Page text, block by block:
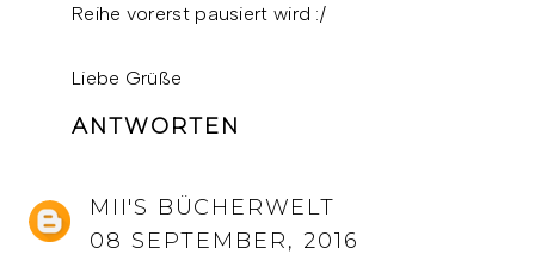
Reihe vorerst pausiert wird :/
Liebe Grüße
ANTWORTEN
MII'S BÜCHERWELT
08 SEPTEMBER, 2016